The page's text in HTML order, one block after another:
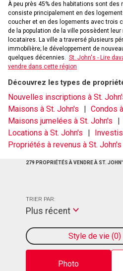
À peu près 45% des habitations sont
consiste principalement en des
coucher et en des logements avec trois
de la population de la ville possèdent
locataires. La ville a traversé plusieurs
immobilière; le développement de
quelques décennies. St. John's - Lire
vendre dans cette région
Découvrez les types de
Nouvelles inscriptions à St.
Maisons à St. John's
Condos
Maisons jumelées à St. John's
Locations à St. John's
Propriétés à revenus à St. John's
279 PROPRIÉTÉS À VENDRE À ST.
Photo
Style de vie 0
TRIER PAR:
Plus récent